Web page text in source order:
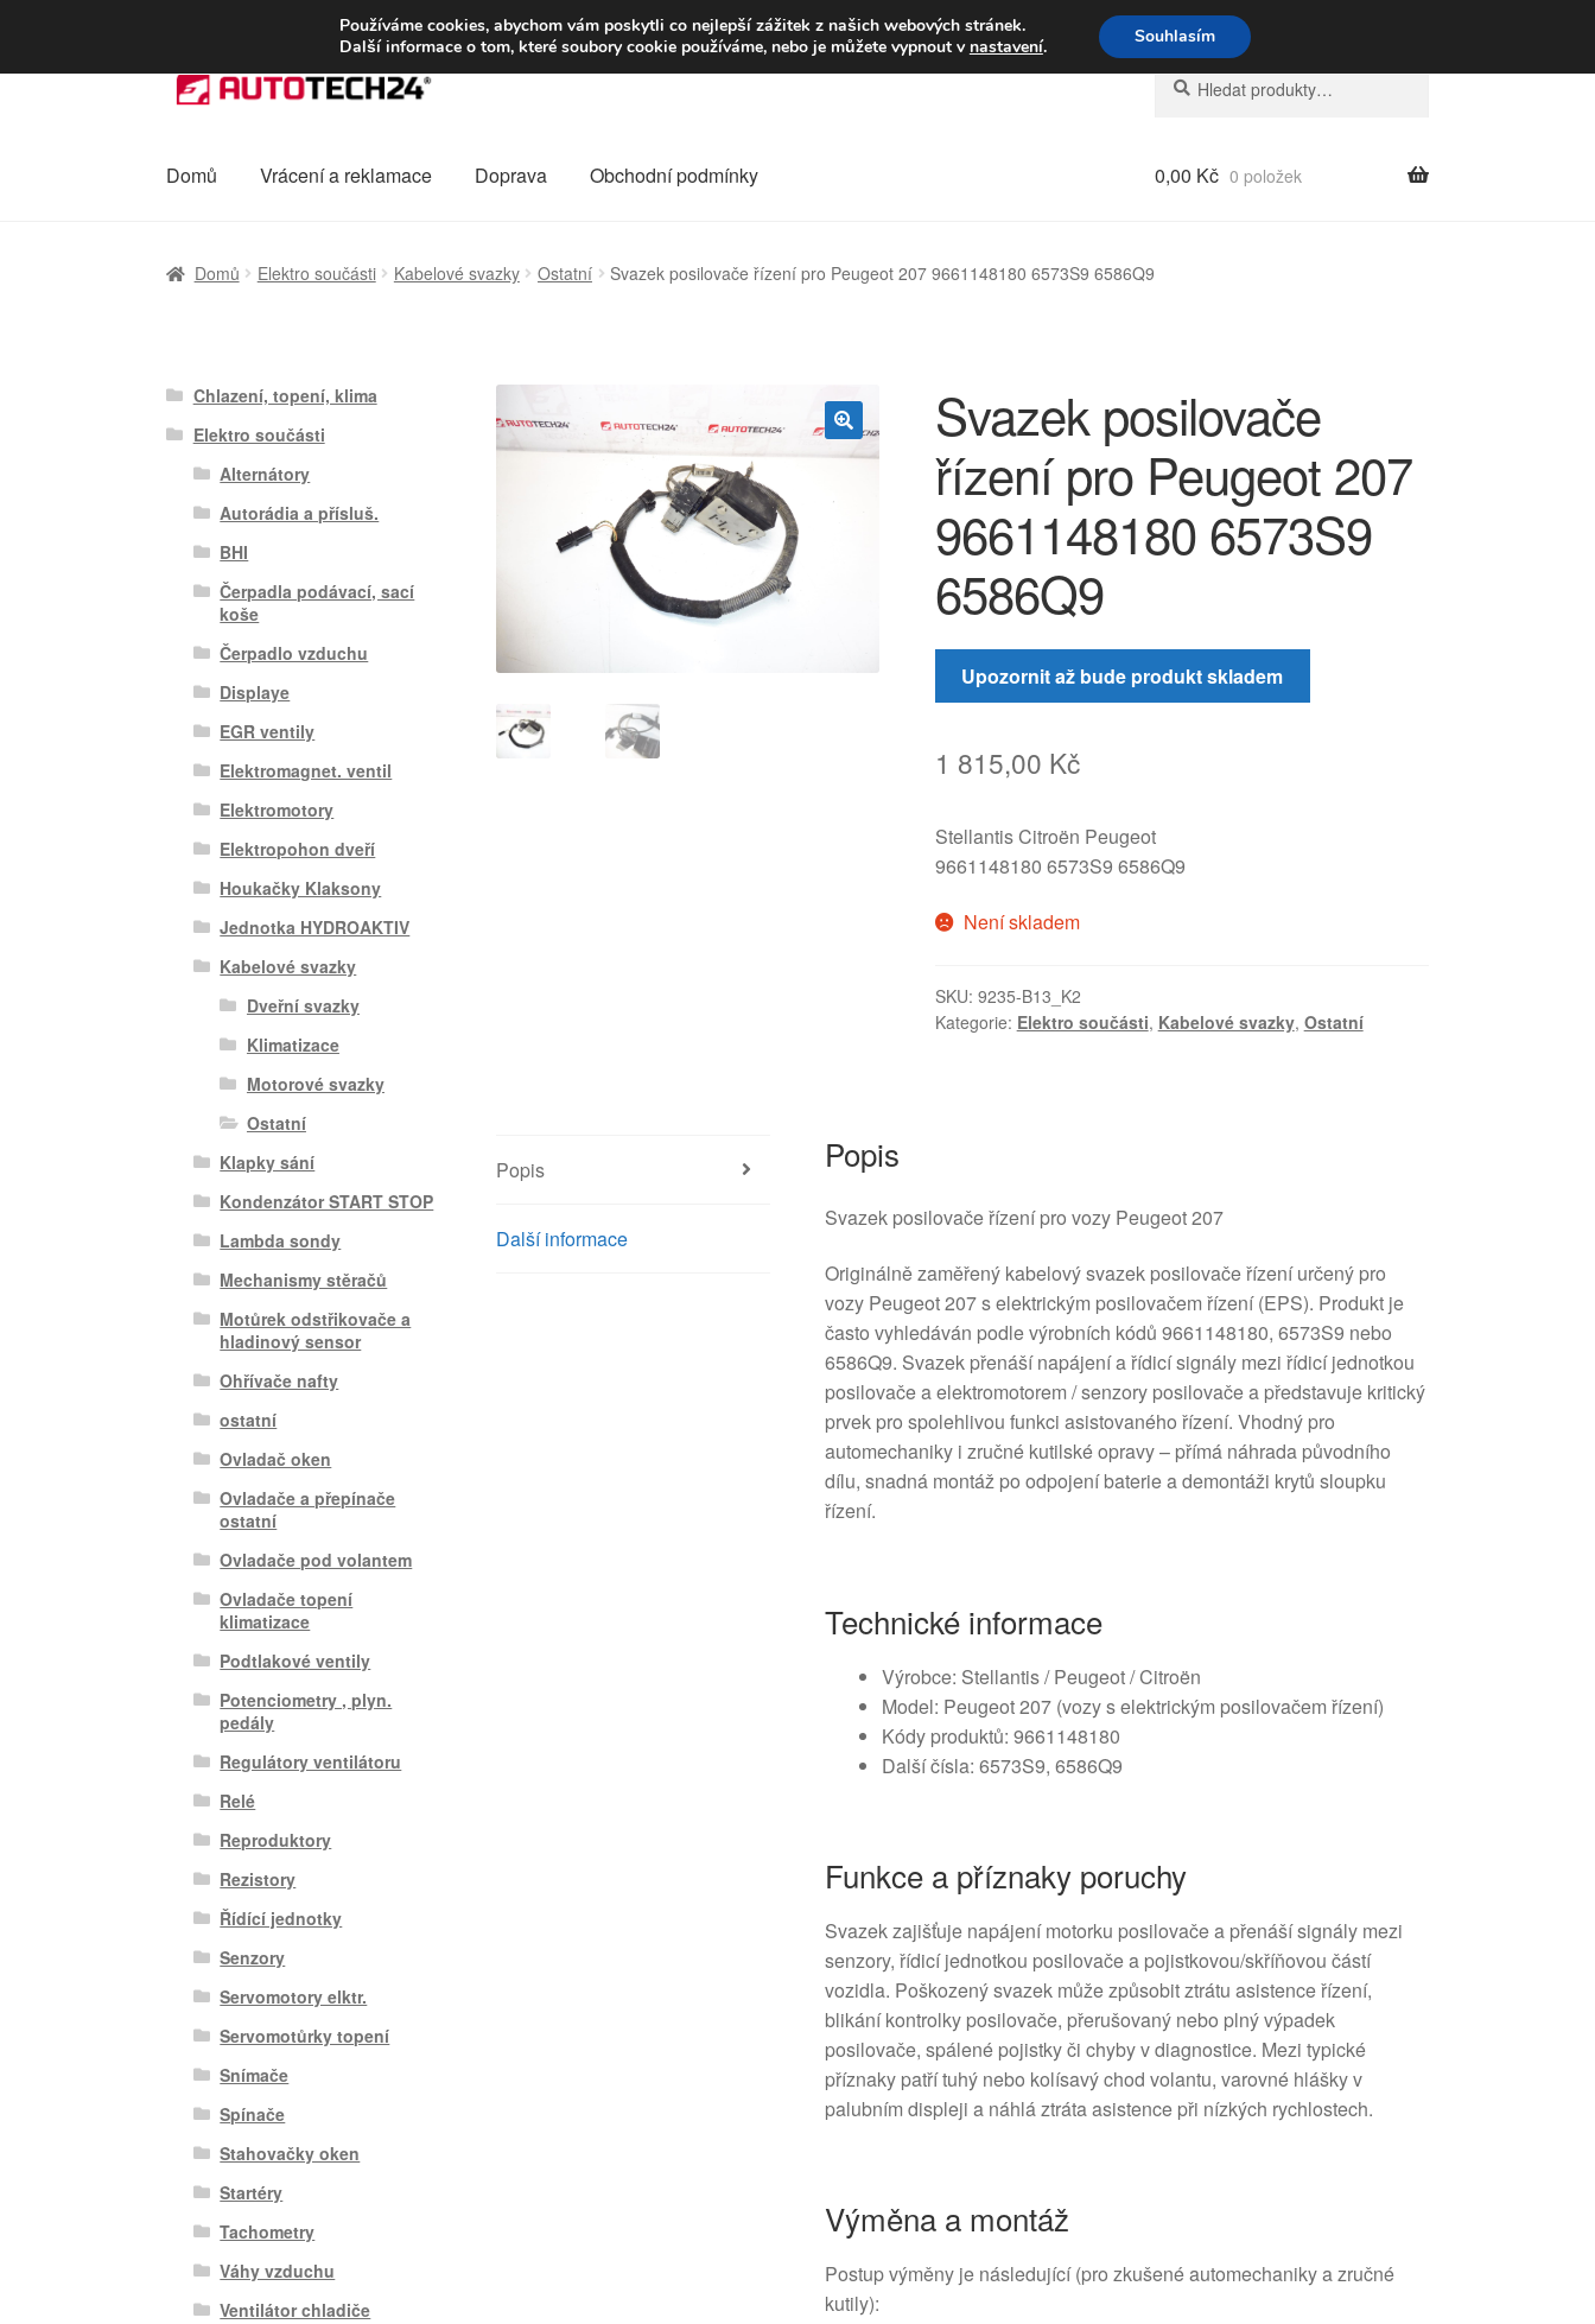
DOPRAVA od 139,-Kč Volejte po-pá 9-16 704 494 494
Přeskočit
na
Přejít
webu
Hledat:
Hledat
Domů Vrácení a reklamace Doprava Obchodní podmínky 0,00 Kč 0 položek
Domů Elektro součásti Kabelové svazky Ostatní Svazek posilovače řízení pro Peugeot 207 9661148180 6573S9 6586Q9
🔍
Svazek posilovače
řízení pro Peugeot 207
9661148180 6573S9
6586Q9
Upozornit až bude produkt skladem
1 815,00 Kč
Stellantis Citroën Peugeot
9661148180 6573S9 6586Q9
Není skladem
SKU: 9235-B13_K2
Kategorie: Elektro součásti, Kabelové svazky, Ostatní
Popis
Další informace
Popis
Svazek posilovače řízení pro vozy Peugeot 207
Originálně zaměřený kabelový svazek posilovače řízení určený pro
vozy Peugeot 207 s elektrickým posilovačem řízení (EPS). Produkt je
často vyhledáván podle výrobních kódů 9661148180, 6573S9 nebo
6586Q9. Svazek přenáší napájení a řídicí signály mezi řídicí jednotkou
posilovače a elektromotorem / senzory posilovače a představuje kritický
prvek pro spolehlivou funkci asistovaného řízení. Vhodný pro
automechaniky i zručné kutilské opravy – přímá náhrada původního
dílu, snadná montáž po odpojení baterie a demontáži krytů sloupku
řízení.
Technické informace
Výrobce: Stellantis / Peugeot / Citroën
Model: Peugeot 207 (vozy s elektrickým posilovačem řízení)
Kódy produktů: 9661148180
Další čísla: 6573S9, 6586Q9
Funkce a příznaky poruchy
Svazek zajišťuje napájení motorku posilovače a přenáší signály mezi
senzory, řídicí jednotkou posilovače a pojistkovou/skříňovou částí
vozidla. Poškozený svazek může způsobit ztrátu asistence řízení,
blikání kontrolky posilovače, přerušovaný nebo plný výpadek
posilovače, spálené pojistky či chyby v diagnostice. Mezi typické
příznaky patří tuhý nebo kolísavý chod volantu, varovné hlášky v
palubním displeji a náhlá ztráta asistence při nízkých rychlostech.
Výměna a montáž
Postup výměny je následující (pro zkušené automechaniky a zručné
kutily):
Chlazení, topení, klima
Elektro součásti
Alternátory
Autorádia a přísluš.
BHI
Čerpadla podávací, sací
koše
Čerpadlo vzduchu
Displaye
EGR ventily
Elektromagnet. ventil
Elektromotory
Elektropohon dveří
Houkačky Klaksony
Jednotka HYDROAKTIV
Kabelové svazky
Dveřní svazky
Klimatizace
Motorové svazky
Ostatní
Klapky sání
Kondenzátor START STOP
Lambda sondy
Mechanismy stěračů
Motůrek odstřikovače a
hladinový sensor
Ohřívače nafty
ostatní
Ovladač oken
Ovladače a přepínače
ostatní
Ovladače pod volantem
Ovladače topení
klimatizace
Podtlakové ventily
Potenciometry , plyn.
pedály
Regulátory ventilátoru
Relé
Reproduktory
Rezistory
Řídící jednotky
Senzory
Servomotory elktr.
Servomotůrky topení
Snímače
Spínače
Stahovačky oken
Startéry
Tachometry
Váhy vzduchu
Ventilátor chladiče
Používáme cookies, abychom vám poskytli co nejlepší zážitek z našich webových stránek.
Další informace o tom, které soubory cookie používáme, nebo je můžete vypnout v nastavení. Souhlasím